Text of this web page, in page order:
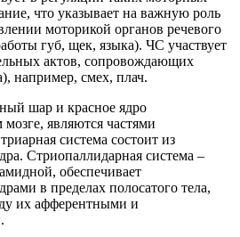
что указывает на важную роль
моторикой органов речевого
губ, щек, языка). ЧС участвует
актов, сопровождающих
например, смех, плач.
шар и красное ядро
являются частями
система состоит из
Стриопаллидарная система –
обеспечивает
в пределах полосатого тела,
их афферентными и